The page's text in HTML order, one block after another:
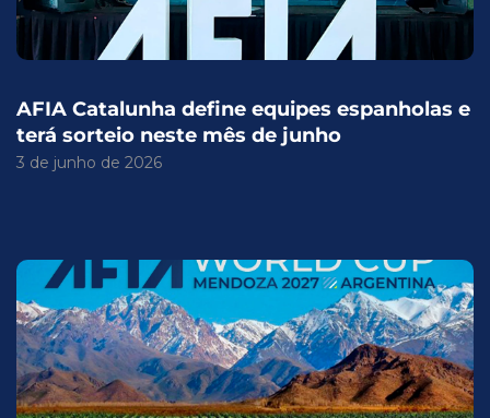
AFIA Catalunha define equipes espanholas e
terá sorteio neste mês de junho
3 de junho de 2026